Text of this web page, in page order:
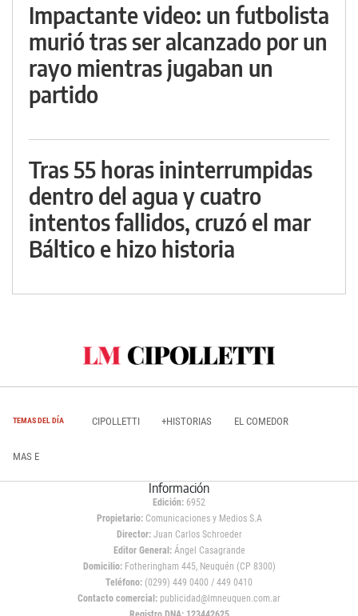
Impactante video: un futbolista
murió tras ser alcanzado por un
rayo mientras jugaban un
partido
Tras 55 horas ininterrumpidas
dentro del agua y cuatro
intentos fallidos, cruzó el mar
Báltico e hizo historia
TEMAS DEL DÍA CIPOLLETTI +HISTORIAS EL COMEDOR
MAS E
Información
Edición: 6952
Propietario:Comunicaciones y Medios S.A
Director: Juan Carlos Schroeder
Editor General:Ángel Casagrande
Domicilio:Fotheringham 445, Neuquén (CP 8300)
Teléfono: (0299) 449 0400 / 449 0410
Contacto comercial: publicidad@lmneuquen.com.ar